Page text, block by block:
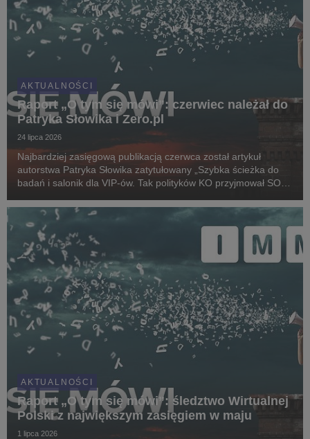
AKTUALNOŚCI
Raport „O tym się mówi”: czerwiec należał do
Patryka Słowika i Zero.pl
24 lipca 2026
Najbardziej zasięgową publikacją czerwca został artykuł
autorstwa Patryka Słowika zatytułowany „Szybka ścieżka do
badań i salonik dla VIP-ów. Tak polityków KO przyjmował SOR
dziennikarza zajęły aż cztery z pi...
AKTUALNOŚCI
Raport „O tym się mówi”: śledztwo Wirtualnej
Polski z największym zasięgiem w maju
1 lipca 2026